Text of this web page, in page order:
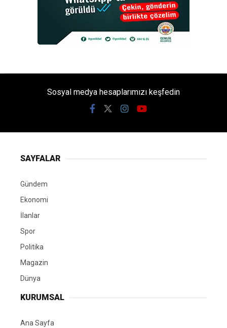
Sosyal medya hesaplarımızı keşfedin
SAYFALAR
Gündem
Ekonomi
İlanlar
Spor
Politika
Magazin
Dünya
KURUMSAL
Ana Sayfa